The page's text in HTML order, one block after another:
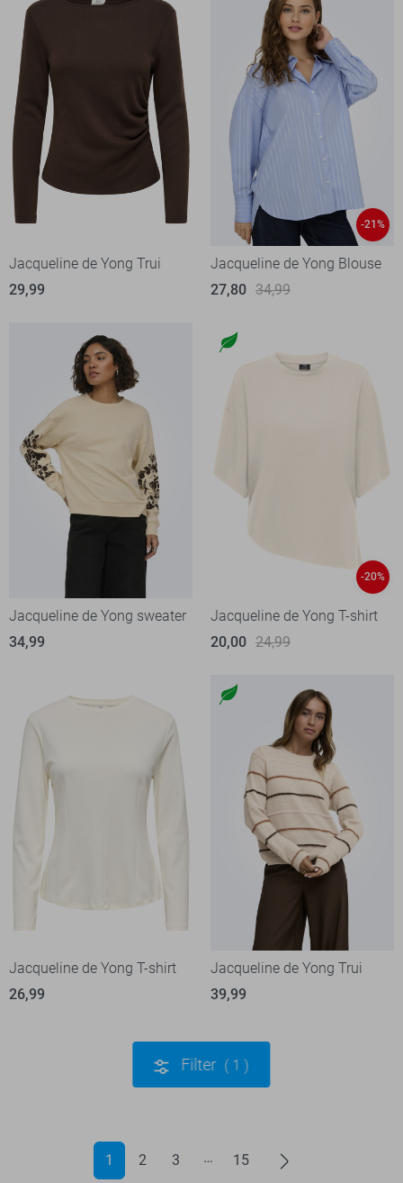
Jacqueline de Yong Trui
29,99
-21%
Jacqueline de Yong Blouse
27,80 34,99
Jacqueline de Yong sweater
34,99
-20%
Jacqueline de Yong T-shirt
20,00 24,99
Jacqueline de Yong T-shirt
26,99
Jacqueline de Yong Trui
39,99
Filter 1
1 2 3 15